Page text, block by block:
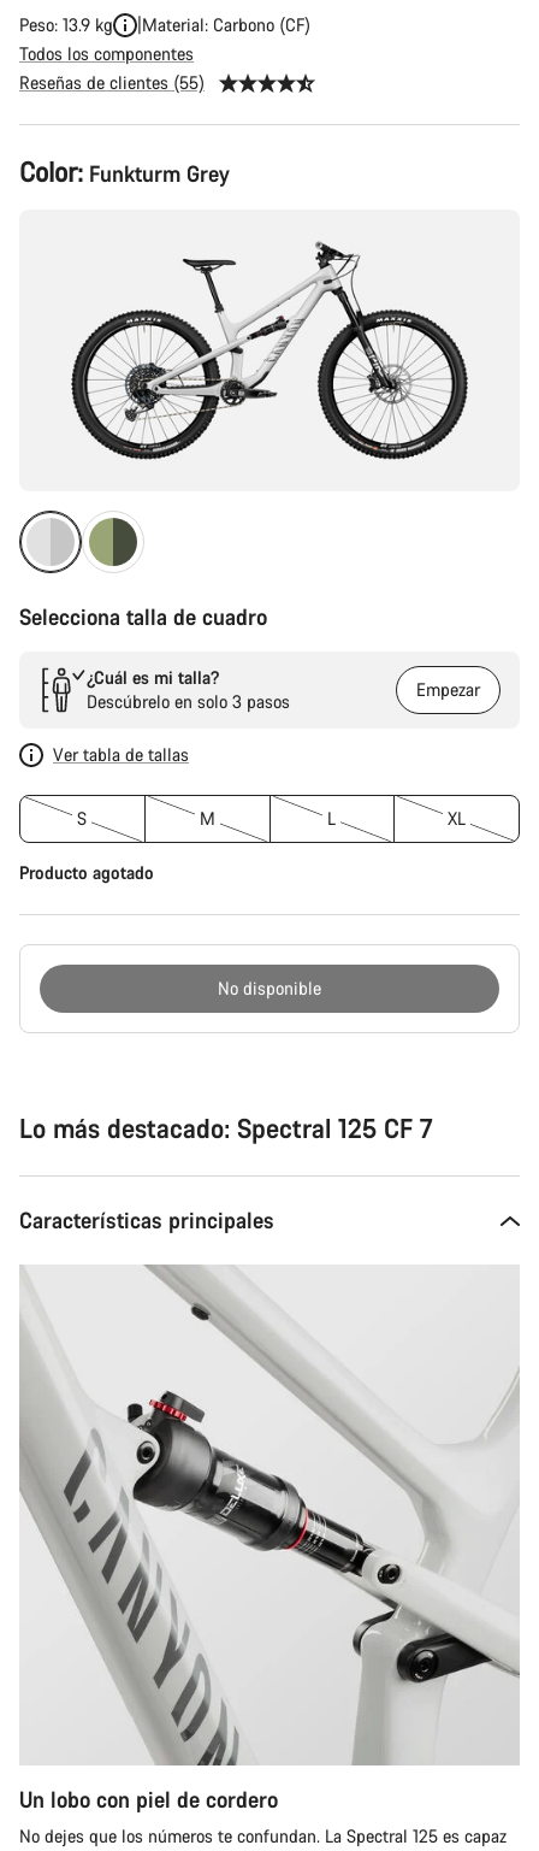
Peso: 13.9 kg
Material: Carbono (CF)
Todos los componentes
Reseñas de clientes (55)
Configuración
del
Color: Funkturm Grey
Selecciona talla de cuadro
¿Cuál es mi talla?
Descúbrelo en solo 3 pasos
Empezar
Ver tabla de tallas
S M L XL
Producto agotado
No disponible
Lo más destacado: Spectral 125 CF 7
Características principales
Un lobo con piel de cordero
No dejes que los números te confundan. La Spectral 125 es capaz